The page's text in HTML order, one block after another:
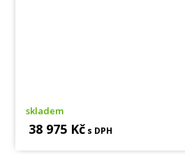
skladem
38 975 Kč s DPH